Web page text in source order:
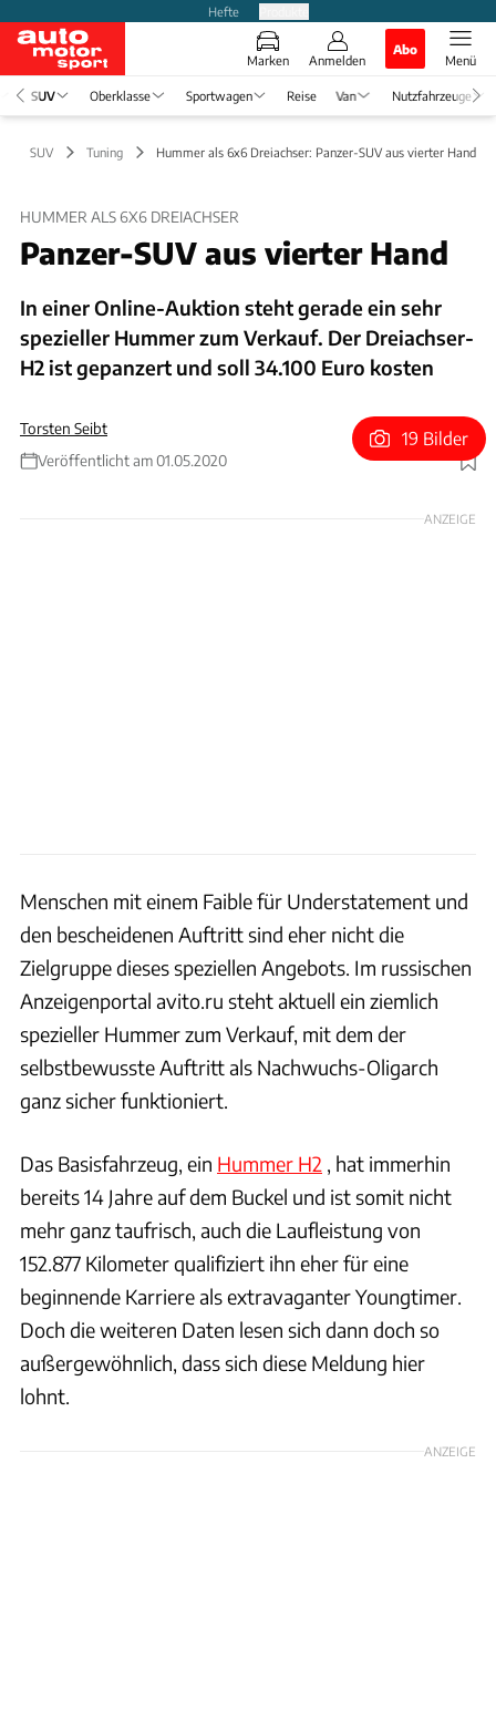
Hefte
Marken Anmelden
Abo
Menü
SUV Oberklasse Sportwagen Reise Van Nutzfahrzeuge
SUV Tuning Hummer als 6x6 Dreiachser: Panzer-SUV aus vierter Hand
HUMMER ALS 6X6 DREIACHSER
Panzer-SUV aus vierter Hand
In einer Online-Auktion steht gerade ein sehr
spezieller Hummer zum Verkauf. Der Dreiachser-
H2 ist gepanzert und soll 34.100 Euro kosten
Torsten Seibt
Veröffentlicht am 01.05.2020
Foto: Avito
19 Bilder
ANZEIGE
Menschen mit einem Faible für Understatement und
den bescheidenen Auftritt sind eher nicht die
Zielgruppe dieses speziellen Angebots. Im russischen
Anzeigenportal avito.ru steht aktuell ein ziemlich
spezieller Hummer zum Verkauf, mit dem der
selbstbewusste Auftritt als Nachwuchs-Oligarch
ganz sicher funktioniert.
Das Basisfahrzeug, ein Hummer H2 , hat immerhin
bereits 14 Jahre auf dem Buckel und ist somit nicht
mehr ganz taufrisch, auch die Laufleistung von
152.877 Kilometer qualifiziert ihn eher für eine
beginnende Karriere als extravaganter Youngtimer.
Doch die weiteren Daten lesen sich dann doch so
außergewöhnlich, dass sich diese Meldung hier
lohnt.
ANZEIGE